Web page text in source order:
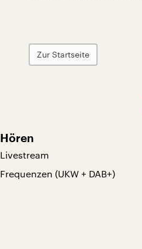
Zur Startseite
Hören
Livestream
Frequenzen (UKW + DAB+)